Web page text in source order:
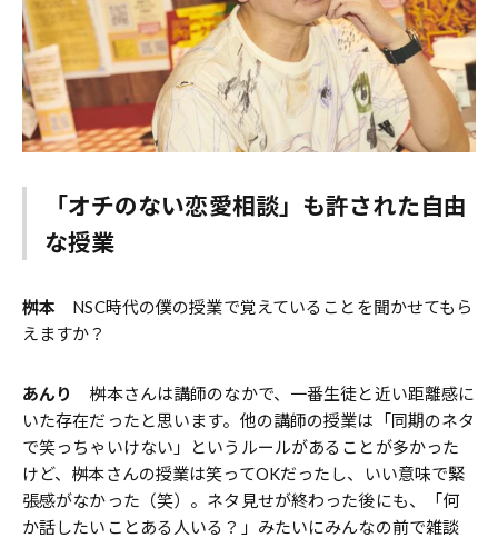
「オチのない恋愛相談」も許された自由
な授業
桝本 NSC時代の僕の授業で覚えていることを聞かせてもら
えますか？
あんり
桝本さんは講師のなかで、一番生徒と近い距離感に
いた存在だったと思います。他の講師の授業は「同期のネタ
で笑っちゃいけない」というルールがあることが多かった
けど、桝本さんの授業は笑ってOKだったし、いい意味で緊
張感がなかった（笑）。ネタ見せが終わった後にも、「何
か話したいことある人いる？」みたいにみんなの前で雑談